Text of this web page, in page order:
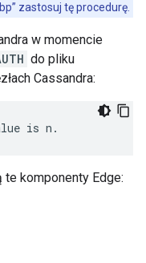
zastosuj tę procedurę.
w momencie
do pliku
Cassandra:
is n.
komponenty Edge: